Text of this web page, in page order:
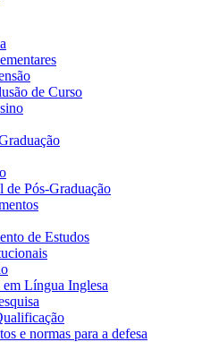
de Curso
de Pós-Graduação
de Estudos
Língua Inglesa
e normas para a defesa